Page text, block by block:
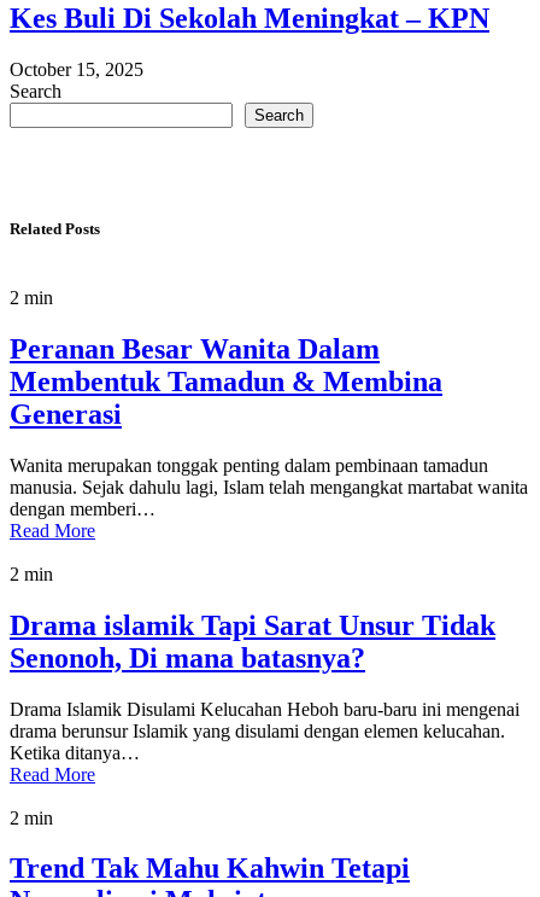
Kes Buli Di Sekolah Meningkat – KPN
October 15, 2025
Search
Search
Related Posts
2 min
Peranan Besar Wanita Dalam
Membentuk Tamadun & Membina
Generasi
Wanita merupakan tonggak penting dalam pembinaan tamadun
manusia. Sejak dahulu lagi, Islam telah mengangkat martabat wanita
dengan memberi…
Read More
2 min
Drama islamik Tapi Sarat Unsur Tidak
Senonoh, Di mana batasnya?
Drama Islamik Disulami Kelucahan Heboh baru-baru ini mengenai
drama berunsur Islamik yang disulami dengan elemen kelucahan.
Ketika ditanya…
Read More
2 min
Trend Tak Mahu Kahwin Tetapi